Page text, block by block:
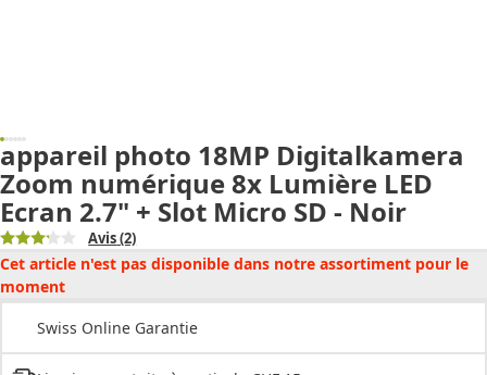
appareil photo 18MP Digitalkamera
Zoom numérique 8x Lumière LED
Ecran 2.7" + Slot Micro SD - Noir
Avis(2)
Cet article n'est pas disponible dans notre assortiment pour le
moment
Swiss Online Garantie